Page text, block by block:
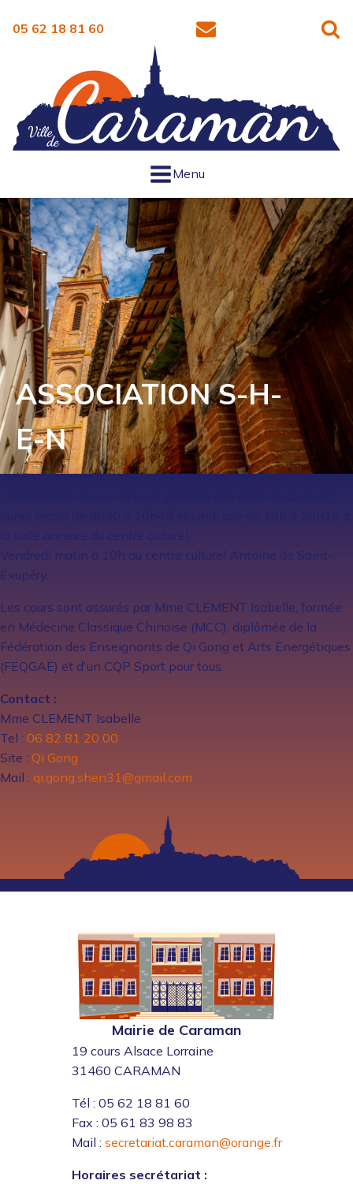
05 62 18 81 60
Menu
ASSOCIATION S-H-
E-N
Vendredi matin à 10h au centre culturel Antoine de Saint-
Exupéry.
Les cours sont assurés par Mme CLEMENT Isabelle, formée
en Médecine Classique Chinoise (MCC), diplômée de la
Fédération des Enseignants de Qi Gong et Arts Energétiques
(FEQGAE) et d'un CQP Sport pour tous.
Contact :
Mme CLEMENT Isabelle
Tel : 06 82 81 20 00
Site : Qi Gong
Mail : qi.gong.shen31@gmail.com
Mairie de Caraman
19 cours Alsace Lorraine
31460 CARAMAN
Tél : 05 62 18 81 60
Fax : 05 61 83 98 83
Mail : secretariat.caraman@orange.fr
Horaires secrétariat :